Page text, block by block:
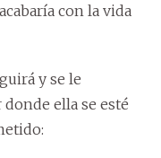
con la vida
y se le
ella se esté